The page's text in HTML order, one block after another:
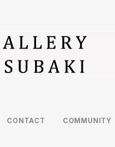
CONTACT COMMUNITY